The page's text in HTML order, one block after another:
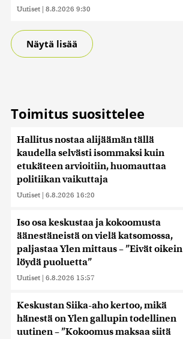
Uutiset | 8.8.2026 9:30
Näytä lisää
Toimitus suosittelee
Hallitus nostaa alijäämän tällä
kaudella selvästi isommaksi kuin
etukäteen arvioitiin, huomauttaa
politiikan vaikuttaja
Uutiset | 6.8.2026 16:20
Iso osa keskustaa ja kokoomusta
äänestäneistä on vielä katsomossa,
paljastaa Ylen mittaus – ”Eivät oikein
löydä puoluetta”
Uutiset | 6.8.2026 15:57
Keskustan Siika-aho kertoo, mikä
hänestä on Ylen gallupin todellinen
uutinen – ”Kokoomus maksaa siitä